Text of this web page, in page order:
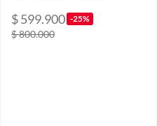
$ 599.900 -25%
$ 800.000